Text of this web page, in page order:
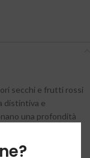
secchi e frutti rossi
distintiva e
una profondità
con il frutto
un equilibrio
e piacevole,